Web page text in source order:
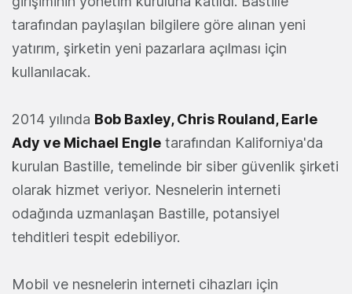
tarafından paylaşılan bilgilere göre alınan yeni
yatırım, şirketin yeni pazarlara açılması için
kullanılacak.
2014 yılında Bob Baxley, Chris Rouland, Earle
Ady ve Michael Engle tarafından Kaliforniya'da
kurulan Bastille, temelinde bir siber güvenlik şirketi
olarak hizmet veriyor. Nesnelerin interneti
odağında uzmanlaşan Bastille, potansiyel
tehditleri tespit edebiliyor.
Mobil ve nesnelerin interneti cihazları için